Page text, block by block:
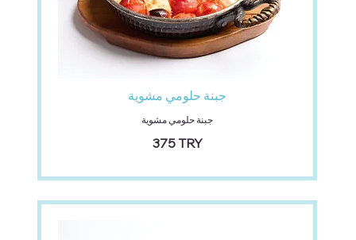
جبنة حلومي مشوية
جبنة حلومي مشوية
‏375 TRY